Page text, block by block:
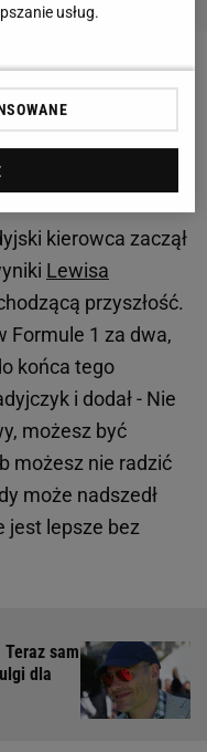
Dawny mistrz
kierowca zaczął
Lewisa
przyszłość.
Formule 1 za dwa,
końca tego
i dodał - Nie
możesz być
możesz nie radzić
może nadszedł
jest lepsze bez
sam
dla
usług.